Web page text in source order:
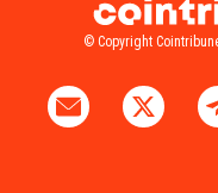
© Copyright